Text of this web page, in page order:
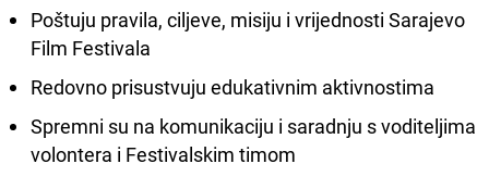
Poštuju pravila, ciljeve, misiju i vrijednosti Sarajevo
Film Festivala
Redovno prisustvuju edukativnim aktivnostima
Spremni su na komunikaciju i saradnju s voditeljima
volontera i Festivalskim timom